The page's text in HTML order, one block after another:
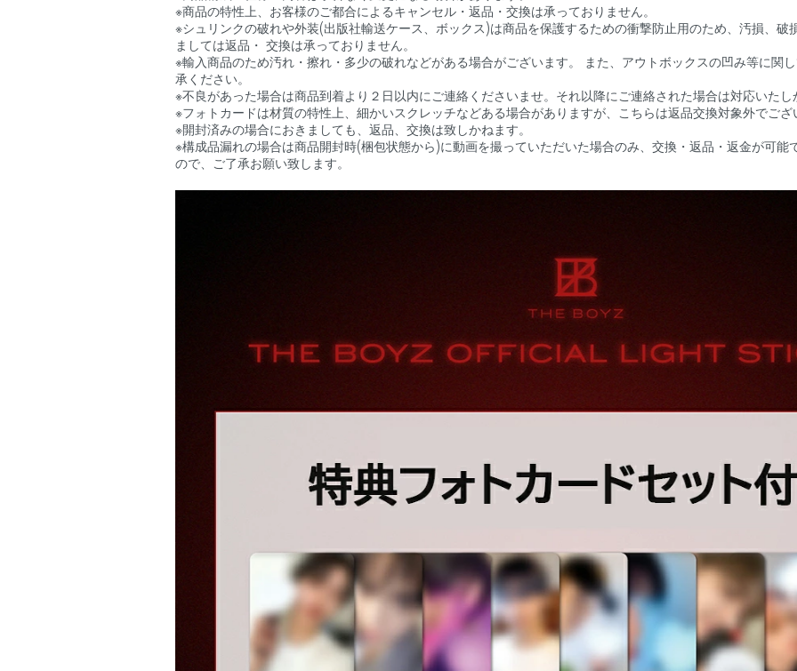
※商品の特性上、お客様のご都合によるキャンセル・返品・交換は承っておりません。
※シュリンクの破れや外装(出版社輸送ケース、ボックス)は商品を保護するための衝撃防止用のため、汚損、破
ましては返品・ 交換は承っておりません。
※輸入商品のため汚れ・擦れ・多少の破れなどがある場合がございます。 また、アウトボックスの凹み等に関
承ください。
※不良があった場合は商品到着より２日以内にご連絡くださいませ。それ以降にご連絡された場合は対応いたし
※フォトカードは材質の特性上、細かいスクレッチなどある場合がありますが、こちらは返品交換対象外でござ
※開封済みの場合におきましても、返品、交換は致しかねます。
※構成品漏れの場合は商品開封時(梱包状態から)に動画を撮っていただいた場合のみ、交換・返品・返金が可能
ので、ご了承お願い致します。